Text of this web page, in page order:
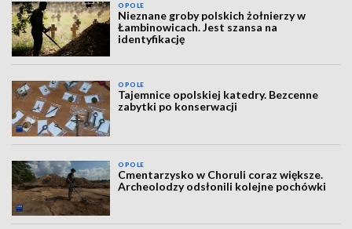
OPOLE
Nieznane groby polskich żołnierzy w
Łambinowicach. Jest szansa na
identyfikację
OPOLE
Tajemnice opolskiej katedry. Bezcenne
zabytki po konserwacji
OPOLE
Cmentarzysko w Choruli coraz większe.
Archeolodzy odsłonili kolejne pochówki